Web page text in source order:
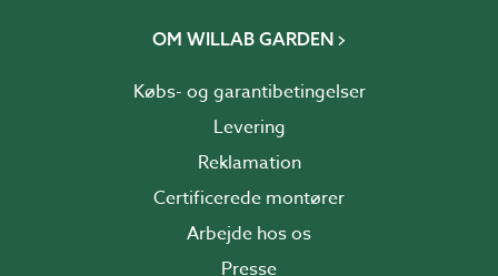
OM WILLAB GARDEN
Købs- og garantibetingelser
Levering
Reklamation
Certificerede montører
Arbejde hos os
Presse